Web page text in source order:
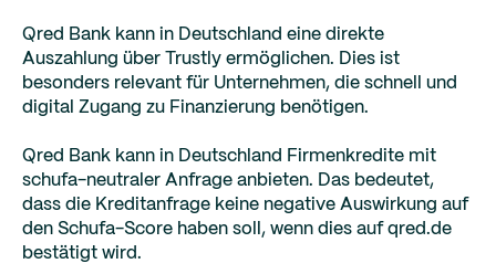
Qred Bank kann in Deutschland eine direkte
Auszahlung über Trustly ermöglichen. Dies ist
besonders relevant für Unternehmen, die schnell und
digital Zugang zu Finanzierung benötigen.
Qred Bank kann in Deutschland Firmenkredite mit
schufa-neutraler Anfrage anbieten. Das bedeutet,
dass die Kreditanfrage keine negative Auswirkung auf
den Schufa-Score haben soll, wenn dies auf qred.de
bestätigt wird.